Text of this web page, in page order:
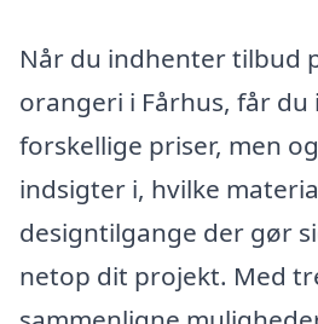
Når du indhenter tilbud
orangeri i Fårhus, får du
forskellige priser, men
indsigter i, hvilke
designtilgange der gør
netop dit projekt. Med